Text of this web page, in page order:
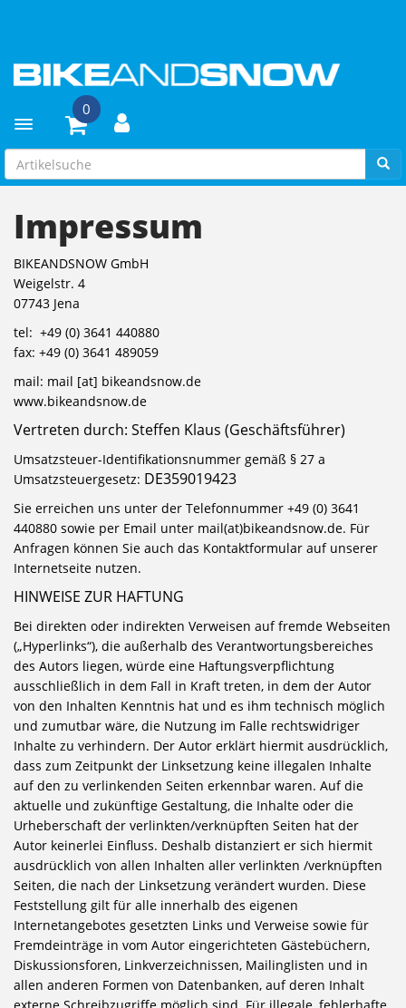
Toggle navigation
0
Impressum
BIKEANDSNOW GmbH
Weigelstr. 4
07743 Jena
tel: +49 (0) 3641 440880
fax: +49 (0) 3641 489059
mail: mail [at] bikeandsnow.de
www.bikeandsnow.de
Vertreten durch: Steffen Klaus (Geschäftsführer)
Umsatzsteuer-Identifikationsnummer gemäß § 27 a
Umsatzsteuergesetz: DE359019423
Sie erreichen uns unter der Telefonnummer +49 (0) 3641
440880 sowie per Email unter mail(at)bikeandsnow.de. Für
Anfragen können Sie auch das Kontaktformular auf unserer
Internetseite nutzen.
HINWEISE ZUR HAFTUNG
Bei direkten oder indirekten Verweisen auf fremde Webseiten
(„Hyperlinks“), die außerhalb des Verantwortungsbereiches
des Autors liegen, würde eine Haftungsverpflichtung
ausschließlich in dem Fall in Kraft treten, in dem der Autor
von den Inhalten Kenntnis hat und es ihm technisch möglich
und zumutbar wäre, die Nutzung im Falle rechtswidriger
Inhalte zu verhindern. Der Autor erklärt hiermit ausdrücklich,
dass zum Zeitpunkt der Linksetzung keine illegalen Inhalte
auf den zu verlinkenden Seiten erkennbar waren. Auf die
aktuelle und zukünftige Gestaltung, die Inhalte oder die
Urheberschaft der verlinkten/verknüpften Seiten hat der
Autor keinerlei Einfluss. Deshalb distanziert er sich hiermit
ausdrücklich von allen Inhalten aller verlinkten /verknüpften
Seiten, die nach der Linksetzung verändert wurden. Diese
Feststellung gilt für alle innerhalb des eigenen
Internetangebotes gesetzten Links und Verweise sowie für
Fremdeinträge in vom Autor eingerichteten Gästebüchern,
Diskussionsforen, Linkverzeichnissen, Mailinglisten und in
allen anderen Formen von Datenbanken, auf deren Inhalt